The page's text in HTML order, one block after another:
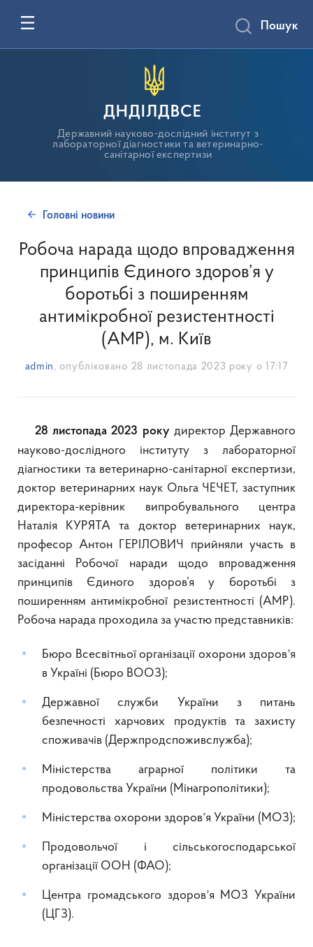
ДНДІЛДВСЕ
Державний науково-дослідний інститут з
лабораторної діагностики та ветеринарно-
санітарної експертизи
Пошук
Головні новини
Робоча нарада щодо впровадження
принципів Єдиного здоров’я у
боротьбі з поширенням
антимікробної резистентності
(АМР), м. Київ
admin , опубліковано 28 листопада 2023 року о 17:17
28 листопада 2023 року директор Державного
науково-дослідного інституту з лабораторної
діагностики та ветеринарно-санітарної експертизи,
доктор ветеринарних наук Ольга ЧЕЧЕТ, заступник
директора-керівник випробувального центра
Наталія КУРЯТА та доктор ветеринарних наук,
професор Антон ГЕРІЛОВИЧ прийняли участь в
засіданні Робочої наради щодо впровадження
принципів Єдиного здоров’я у боротьбі з
поширенням антимікробної резистентності (АМР).
Робоча нарада проходила за участю представників:
Бюро Всесвітньої організації охорони здоровʼя
в Україні (Бюро ВООЗ);
Державної служби України з питань
безпечності харчових продуктів та захисту
споживачів (Держпродспоживслужба);
Міністерства аграрної політики та
продовольства України (Мінагрополітики);
Міністерства охорони здоровʼя України (МОЗ);
Продовольчої і сільськогосподарської
організації ООН (ФАО);
Центра громадського здоровʼя МОЗ України
(ЦГЗ).